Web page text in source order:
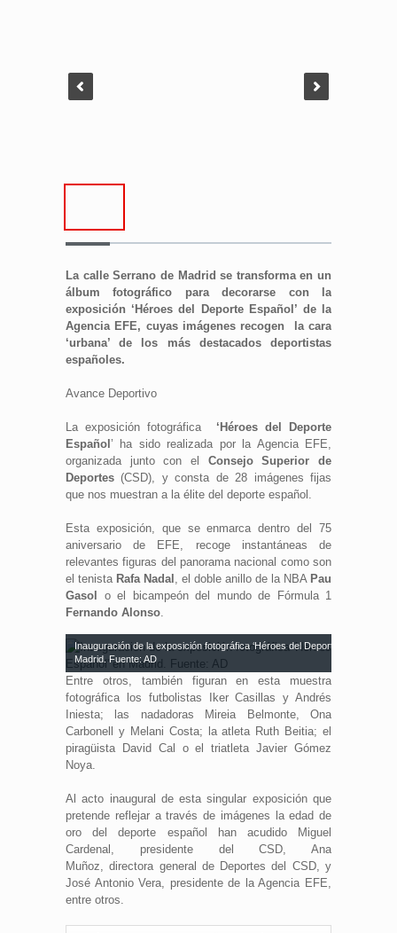
La calle Serrano de Madrid se transforma en un
álbum fotográfico para decorarse con
la
exposición ‘Héroes del Deporte Español’ de la
Agencia EFE, cuyas imágenes recogen la cara
‘urbana’ de los más destacados deportistas
españoles.
Avance Deportivo
La exposición fotográfica
‘Héroes del Deporte
Español ’ ha sido realizada por la Agencia EFE,
organizada junto con el Consejo Superior de
Deportes (CSD), y consta de 28 imágenes fijas
que nos muestran a la élite del deporte español.
Esta exposición, que se enmarca dentro del 75
aniversario de EFE, recoge instantáneas de
relevantes figuras del panorama nacional como son
el tenista Rafa Nadal , el doble anillo de la NBA Pau
Gasol
o el bicampeón del mundo de Fórmula 1
Fernando Alonso.
Inauguración de la exposición fotográfica ‘Héroes del Deporte Español’ en
Madrid. Fuente: AD
Entre otros, también figuran en esta muestra
fotográfica los futbolistas Iker Casillas y Andrés
Iniesta; las nadadoras Mireia Belmonte, Ona
Carbonell y Melani Costa; la atleta Ruth Beitia; el
piragüista David Cal o el triatleta Javier Gómez
Noya.
Al acto inaugural de esta singular exposición que
pretende reflejar a través de imágenes la edad de
oro del deporte español han acudido Miguel
Cardenal, presidente del CSD, Ana
Muñoz, directora general de Deportes del CSD, y
José Antonio Vera, presidente de la Agencia EFE,
entre otros.